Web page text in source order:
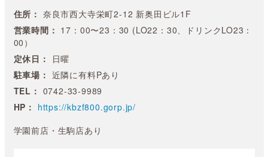
住所： 奈良市西大寺栄町2-12 新奥田ビル1F
営業時間： 17：00〜23：30 (LO22：30、ドリンクLO23：
00）
定休日：
日曜
駐車場： 近隣に有料Pあり
TEL： 0742-33-9989
HP： https://kbzf800.gorp.jp/
学園前店・生駒店あり